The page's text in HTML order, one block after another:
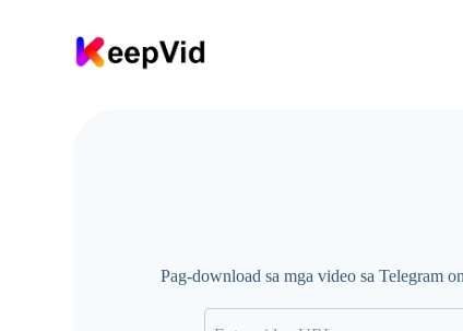
Pag-download sa mga video sa Telegram